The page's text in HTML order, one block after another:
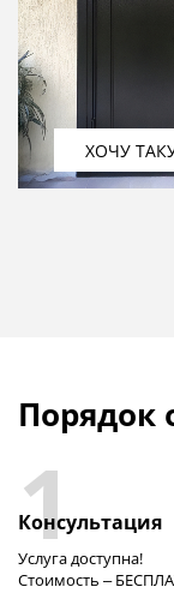
ХОЧУ
Порядок
1
Консультация
Услуга доступна!
Стоимость –